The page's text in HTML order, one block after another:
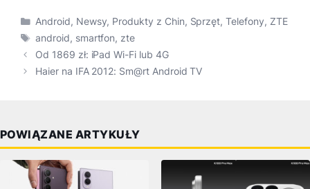
Kategorie
Android, Newsy, Produkty z Chin, Sprzęt,Telefony, ZTE
Tagi
android, smartfon, zte
Od 1869 zł: iPad Wi-Fi lub 4G
Haier na IFA 2012: Sm@rt Android TV
POWIĄZANE ARTYKUŁY